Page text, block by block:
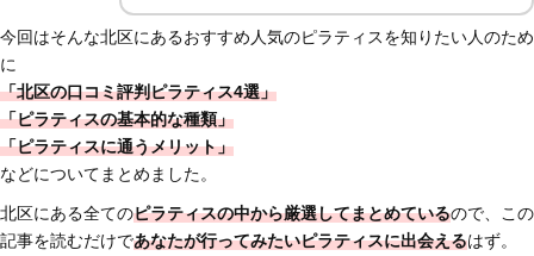
今回はそんな北区にあるおすすめ人気のピラティスを知りたい人のため
に
「北区の口コミ評判ピラティス4選」
「ピラティスの基本的な種類」
「ピラティスに通うメリット」
などについてまとめました。
北区にある全てのピラティスの中から厳選してまとめているので、この
記事を読むだけであなたが行ってみたいピラティスに出会えるはず。